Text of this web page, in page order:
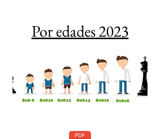
Por edades 2023